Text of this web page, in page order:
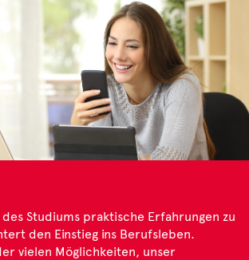
Studiums praktische Erfahrungen zu
den Einstieg ins Berufsleben.
vielen Möglichkeiten, unser